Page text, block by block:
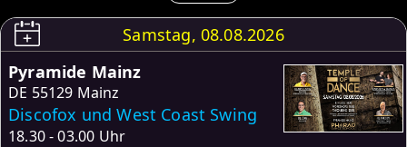
Samstag, 08.08.2026
Pyramide Mainz
DE 55129 Mainz
Discofox und West Coast Swing
18.30 - 03.00 Uhr